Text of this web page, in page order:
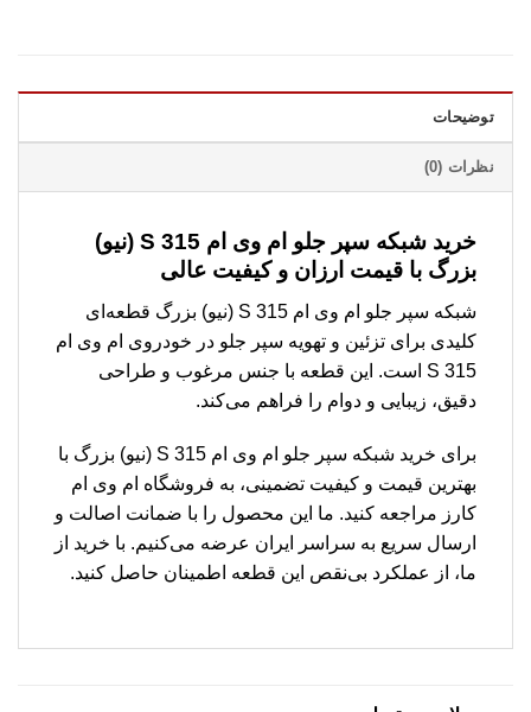
توضیحات
نظرات (0)
خرید شبکه سپر جلو ام وی ام 315 S (نیو)
بزرگ با قیمت ارزان و کیفیت عالی
شبکه سپر جلو ام وی ام 315 S (نیو) بزرگ قطعه‌ای
کلیدی برای تزئین و تهویه سپر جلو در خودروی ام وی ام
315 S است. این قطعه با جنس مرغوب و طراحی
دقیق، زیبایی و دوام را فراهم می‌کند.
برای خرید شبکه سپر جلو ام وی ام 315 S (نیو) بزرگ با
بهترین قیمت و کیفیت تضمینی، به فروشگاه ام وی ام
کارز مراجعه کنید. ما این محصول را با ضمانت اصالت و
ارسال سریع به سراسر ایران عرضه می‌کنیم. با خرید از
ما، از عملکرد بی‌نقص این قطعه اطمینان حاصل کنید.